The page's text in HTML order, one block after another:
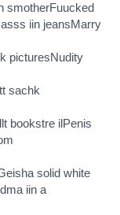
smotherFuucked
iin jeansMarry
picturesNudity
sachk
bookstre ilPenis
solid white
iin a